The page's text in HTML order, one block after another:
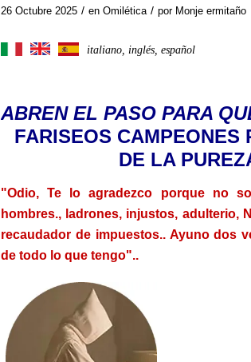
26 Octubre 2025 / en Omilética / por Monje ermitaño
italiano, inglés, español
ABREN EL PASO PARA
FARISEOS CAMPEONES
DE LA
"Odio, Te lo agradezco porque no
hombres., ladrones, injustos, adulterio,
recaudador de impuestos.. Ayuno dos
de todo lo que tengo"..